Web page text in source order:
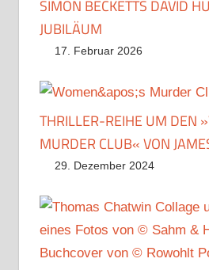
SIMON BECKETTS DAVID
JUBILÄUM
17. Februar 2026
THRILLER-REIHE UM DEN
MURDER CLUB« VON
29. Dezember 2024